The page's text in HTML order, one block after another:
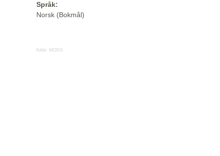
Språk:
Norsk (Bokmål)
Kilde: MODS